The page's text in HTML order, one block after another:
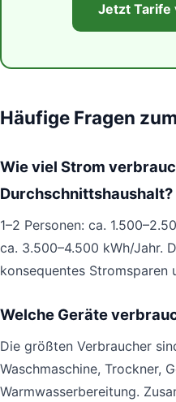
Jetzt
Häufige Fragen
Wie viel Strom
Durchschnittshaushalt?
1–2 Personen: ca.
ca. 3.500–4.500 kWh/Jahr.
konsequentes Stromsparen
Welche Geräte
Die größten Verbraucher
Waschmaschine, Trockner,
Warmwasserbereitung.